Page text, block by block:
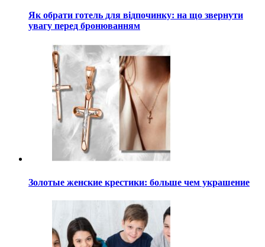
Як обрати готель для відпочинку: на що звернути
увагу перед бронюванням
Золотые женские крестики: больше чем украшение